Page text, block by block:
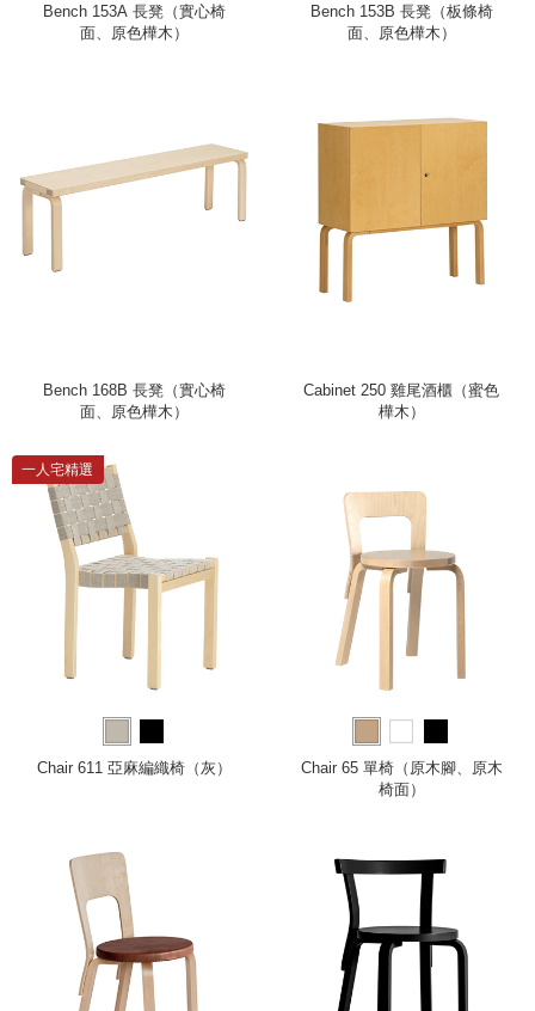
Bench 153A 長凳（實心椅
面、原色樺木）
Bench 153B 長凳（板條椅
面、原色樺木）
Bench 168B 長凳（實心椅
面、原色樺木）
Cabinet 250 雞尾酒櫃（蜜色
樺木）
一人宅精選
Chair 611 亞麻編織椅（灰）
Chair 65 單椅（原木腳、原木
椅面）